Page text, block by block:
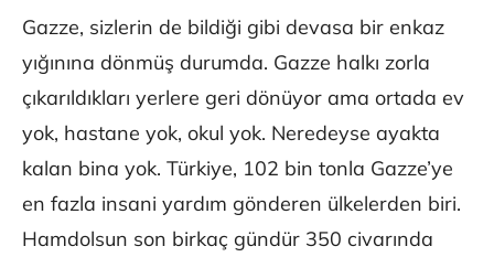
Gazze, sizlerin de bildiği gibi devasa bir enkaz
yığınına dönmüş durumda. Gazze halkı zorla
çıkarıldıkları yerlere geri dönüyor ama ortada ev
yok, hastane yok, okul yok. Neredeyse ayakta
kalan bina yok. Türkiye, 102 bin tonla Gazze’ye
en fazla insani yardım gönderen ülkelerden biri.
Hamdolsun son birkaç gündür 350 civarında